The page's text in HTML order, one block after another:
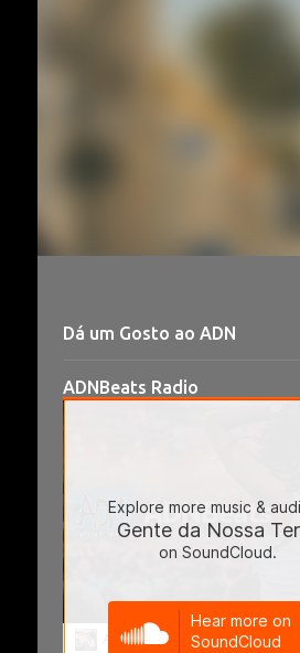
Dá um Gosto ao ADN
ADNBeats Radio